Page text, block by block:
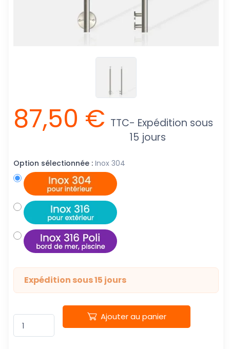
87,50 € TTC- Expédition sous
15 jours
Option sélectionnée : Inox 304
Expédition sous 15 jours
Ajouter au panier